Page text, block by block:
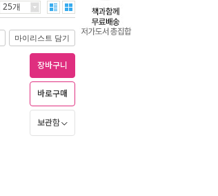
25개
마이리스트 담기
장바구니
바로구매
보관함